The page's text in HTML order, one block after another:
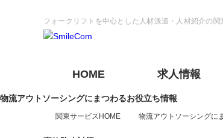
フォークリフトを中心とした人材派遣・人材紹介の関
HOME 求人情報
東京 神
物流アウトソーシングにまつわるお役立ち情報
関東サービスHOME 物流アウトソーシングに